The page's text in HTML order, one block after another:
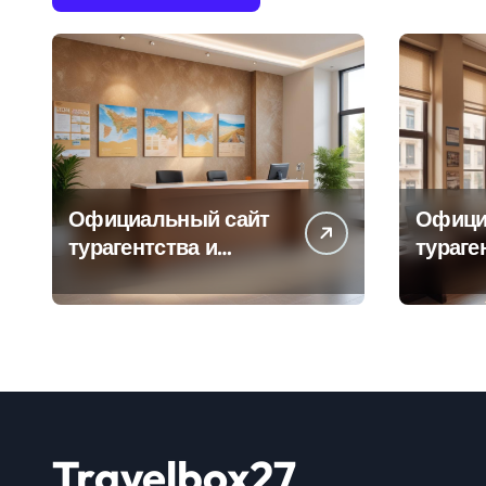
Официальный сайт
турагентства и
информация об
офисе продаж